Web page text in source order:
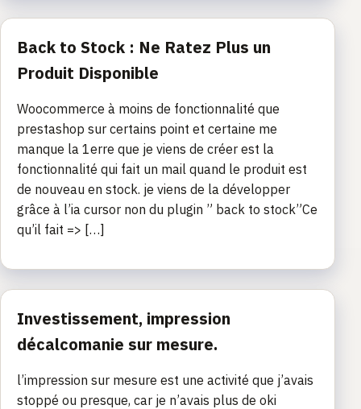
Back to Stock : Ne Ratez Plus un
Produit Disponible
Woocommerce à moins de fonctionnalité que
prestashop sur certains point et certaine me
manque la 1erre que je viens de créer est la
fonctionnalité qui fait un mail quand le produit est
de nouveau en stock. je viens de la développer
grâce à l’ia cursor non du plugin ” back to stock”Ce
qu’il fait => […]
Investissement, impression
décalcomanie sur mesure.
l’impression sur mesure est une activité que j’avais
stoppé ou presque, car je n’avais plus de oki